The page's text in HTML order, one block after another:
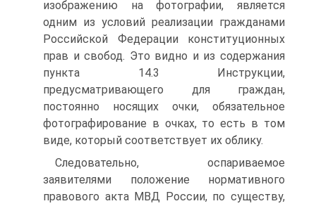
изображению на фотографии, является
одним из условий реализации гражданами
Российской Федерации конституционных
прав и свобод. Это видно и из содержания
пункта 14.3 Инструкции,
предусматривающего для граждан,
постоянно носящих очки, обязательное
фотографирование в очках, то есть в том
виде, который соответствует их облику.
Следовательно, оспариваемое
заявителями положение нормативного
правового акта МВД России, по существу,